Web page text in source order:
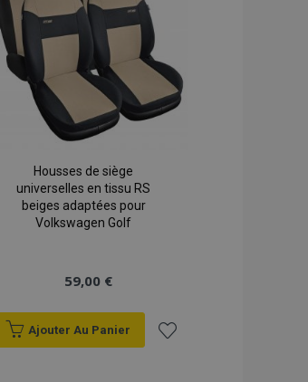
Housses de siège
universelles en tissu RS
beiges adaptées pour
Volkswagen Golf
59,00 €
Ajouter Au Panier